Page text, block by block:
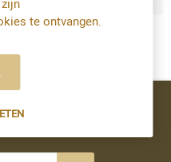
te ontvangen.